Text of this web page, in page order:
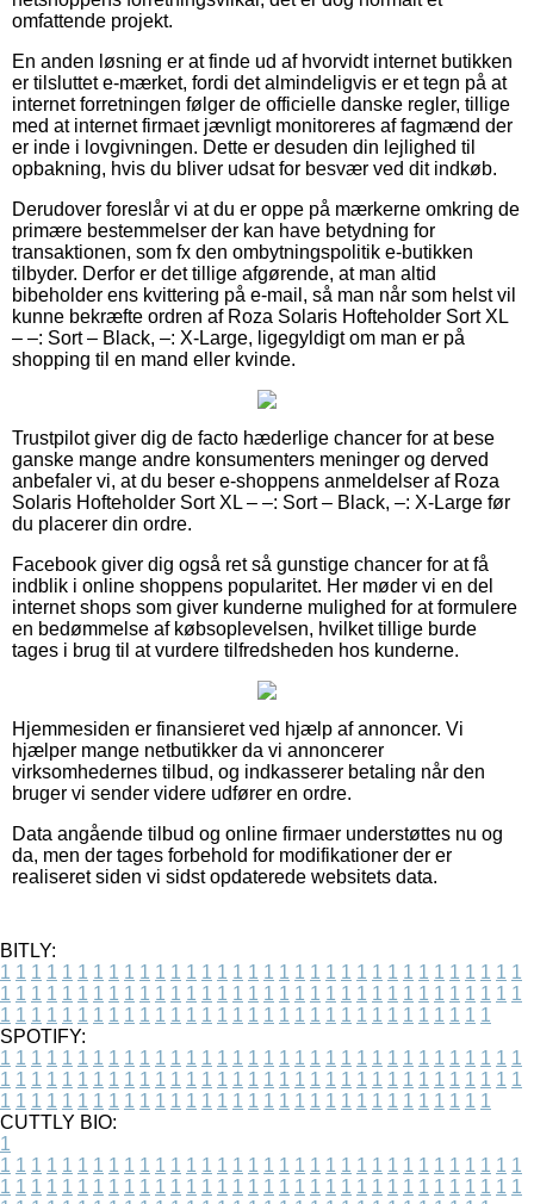
omfattende projekt.
En anden løsning er at finde ud af hvorvidt internet butikken
er tilsluttet e-mærket, fordi det almindeligvis er et tegn på at
internet forretningen følger de officielle danske regler, tillige
med at internet firmaet jævnligt monitoreres af fagmænd der
er inde i lovgivningen. Dette er desuden din lejlighed til
opbakning, hvis du bliver udsat for besvær ved dit indkøb.
Derudover foreslår vi at du er oppe på mærkerne omkring de
primære bestemmelser der kan have betydning for
transaktionen, som fx den ombytningspolitik e-butikken
tilbyder. Derfor er det tillige afgørende, at man altid
bibeholder ens kvittering på e-mail, så man når som helst vil
kunne bekræfte ordren af Roza Solaris Hofteholder Sort XL
– –: Sort – Black, –: X-Large, ligegyldigt om man er på
shopping til en mand eller kvinde.
Trustpilot giver dig de facto hæderlige chancer for at bese
ganske mange andre konsumenters meninger og derved
anbefaler vi, at du beser e-shoppens anmeldelser af Roza
Solaris Hofteholder Sort XL – –: Sort – Black, –: X-Large før
du placerer din ordre.
Facebook giver dig også ret så gunstige chancer for at få
indblik i online shoppens popularitet. Her møder vi en del
internet shops som giver kunderne mulighed for at formulere
en bedømmelse af købsoplevelsen, hvilket tillige burde
tages i brug til at vurdere tilfredsheden hos kunderne.
Hjemmesiden er finansieret ved hjælp af annoncer. Vi
hjælper mange netbutikker da vi annoncerer
virksomhedernes tilbud, og indkasserer betaling når den
bruger vi sender videre udfører en ordre.
Data angående tilbud og online firmaer understøttes nu og
da, men der tages forbehold for modifikationer der er
realiseret siden vi sidst opdaterede websitets data.
BITLY:
1 1 1 1 1 1 1 1 1 1 1 1 1 1 1 1 1 1 1 1 1 1 1 1 1 1 1 1 1 1 1 1 1 1
1 1 1 1 1 1 1 1 1 1 1 1 1 1 1 1 1 1 1 1 1 1 1 1 1 1 1 1 1 1 1 1 1 1
1 1 1 1 1 1 1 1 1 1 1 1 1 1 1 1 1 1 1 1 1 1 1 1 1 1 1 1 1 1 1 1
SPOTIFY:
1 1 1 1 1 1 1 1 1 1 1 1 1 1 1 1 1 1 1 1 1 1 1 1 1 1 1 1 1 1 1 1 1 1
1 1 1 1 1 1 1 1 1 1 1 1 1 1 1 1 1 1 1 1 1 1 1 1 1 1 1 1 1 1 1 1 1 1
1 1 1 1 1 1 1 1 1 1 1 1 1 1 1 1 1 1 1 1 1 1 1 1 1 1 1 1 1 1 1 1
CUTTLY BIO:
1
1 1 1 1 1 1 1 1 1 1 1 1 1 1 1 1 1 1 1 1 1 1 1 1 1 1 1 1 1 1 1 1 1 1
1 1 1 1 1 1 1 1 1 1 1 1 1 1 1 1 1 1 1 1 1 1 1 1 1 1 1 1 1 1 1 1 1 1